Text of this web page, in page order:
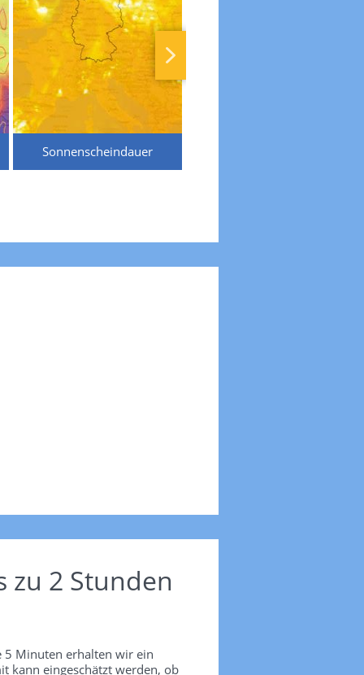
Sonnenscheindauer
zu 2 Stunden
5 Minuten erhalten wir ein
kann eingeschätzt werden, ob